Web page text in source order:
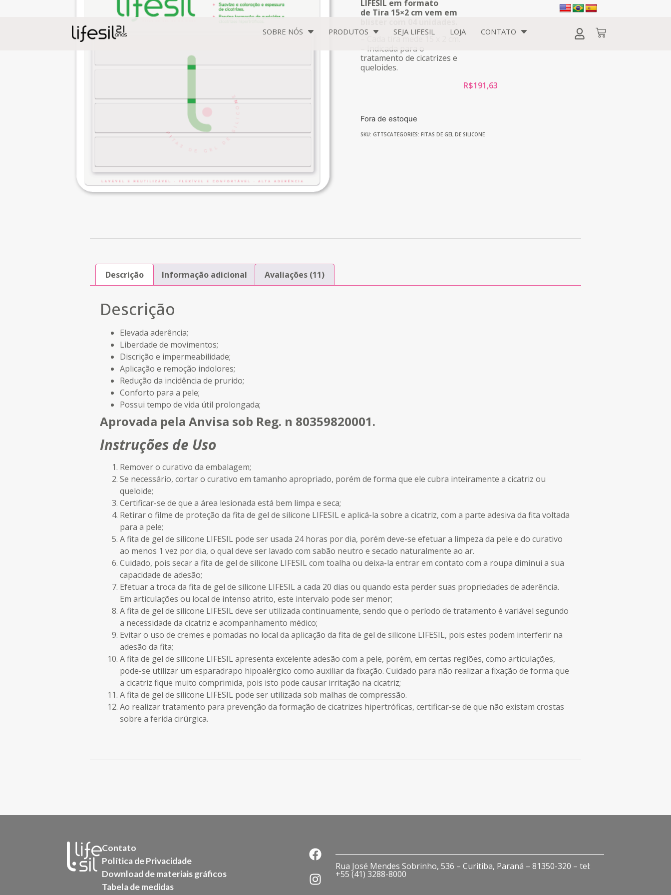
SOBRE NÓS PRODUTOS SEJA LIFESIL LOJA CONTATO
de 5, com
baseado
avaliações
LIFESIL em formato
de Tira 15×2 cm vem em
– Cada tira mede 15 x 2 cm.
– Indicada para o
tratamento de cicatrizes e
queloides.
R$191,63
Fora de estoque
SKU: GTT5CATEGORIES: FITAS DE GEL DE SILICONE
Descrição Informação adicional Avaliações (11)
Descrição
Elevada aderência;
Liberdade de movimentos;
Discrição e impermeabilidade;
Aplicação e remoção indolores;
Redução da incidência de prurido;
Conforto para a pele;
Possui tempo de vida útil prolongada;
Aprovada pela Anvisa sob Reg. n 80359820001.
Instruções de Uso
Remover o curativo da embalagem;
Se necessário, cortar o curativo em tamanho apropriado, porém de forma que ele cubra inteiramente a cicatriz ou
queloide;
Certificar-se de que a área lesionada está bem limpa e seca;
Retirar o filme de proteção da fita de gel de silicone LIFESIL e aplicá-la sobre a cicatriz, com a parte adesiva da fita voltada
para a pele;
A fita de gel de silicone LIFESIL pode ser usada 24 horas por dia, porém deve-se efetuar a limpeza da pele e do curativo
ao menos 1 vez por dia, o qual deve ser lavado com sabão neutro e secado naturalmente ao ar.
Cuidado, pois secar a fita de gel de silicone LIFESIL com toalha ou deixa-la entrar em contato com a roupa diminui a sua
capacidade de adesão;
Efetuar a troca da fita de gel de silicone LIFESIL a cada 20 dias ou quando esta perder suas propriedades de aderência.
Em articulações ou local de intenso atrito, este intervalo pode ser menor;
A fita de gel de silicone LIFESIL deve ser utilizada continuamente, sendo que o período de tratamento é variável segundo
a necessidade da cicatriz e acompanhamento médico;
Evitar o uso de cremes e pomadas no local da aplicação da fita de gel de silicone LIFESIL, pois estes podem interferir na
adesão da fita;
A fita de gel de silicone LIFESIL apresenta excelente adesão com a pele, porém, em certas regiões, como articulações,
pode-se utilizar um esparadrapo hipoalérgico como auxiliar da fixação. Cuidado para não realizar a fixação de forma que
a cicatriz fique muito comprimida, pois isto pode causar irritação na cicatriz;
A fita de gel de silicone LIFESIL pode ser utilizada sob malhas de compressão.
Ao realizar tratamento para prevenção da formação de cicatrizes hipertróficas, certificar-se de que não existam crostas
sobre a ferida cirúrgica.
Contato
Política de Privacidade
Download de materiais gráficos
Tabela de medidas
Rua José Mendes Sobrinho, 536 – Curitiba, Paraná – 81350-320 – tel:
+55 (41) 3288-8000